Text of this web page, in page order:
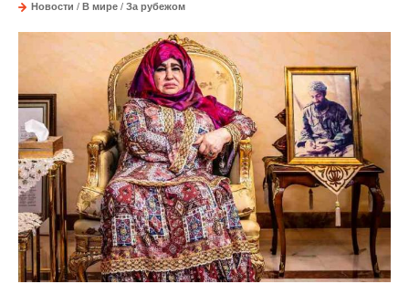
Новости / В мире / За рубежом